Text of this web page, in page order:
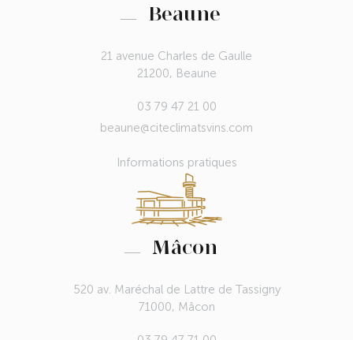
Beaune
21 avenue Charles de Gaulle
21200, Beaune
03 79 47 21 00
beaune@citeclimatsvins.com
Informations pratiques
Mâcon
520 av. Maréchal de Lattre de Tassigny
71000, Mâcon